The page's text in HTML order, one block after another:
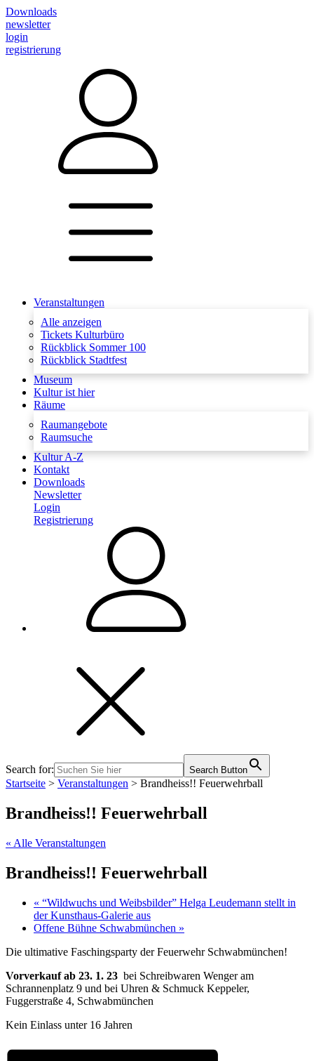
Downloads
newsletter
login
registrierung
Veranstaltungen
Alle anzeigen
Tickets Kulturbüro
Rückblick Sommer 100
Rückblick Stadtfest
Museum
Kultur ist hier
Räume
Raumangebote
Raumsuche
Kultur A-Z
Kontakt
Downloads
Newsletter
Login
Registrierung
Search for: Search Button
Startseite > Veranstaltungen > Brandheiss!! Feuerwehrball
Brandheiss!! Feuerwehrball
« Alle Veranstaltungen
Brandheiss!! Feuerwehrball
« “Wildwuchs und Weibsbilder” Helga Leudemann stellt in
der Kunsthaus-Galerie aus
Offene Bühne Schwabmünchen »
Die ultimative Faschingsparty der Feuerwehr Schwabmünchen!
Vorverkauf ab 23. 1. 23 bei Schreibwaren Wenger am
Schrannenplatz 9 und bei Uhren & Schmuck Keppeler,
Fuggerstraße 4, Schwabmünchen
Kein Einlass unter 16 Jahren